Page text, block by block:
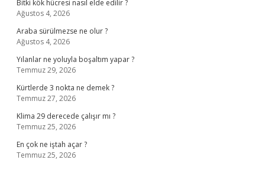
Bitki kök hücresi nasıl elde edilir ?
Ağustos 4, 2026
Araba sürülmezse ne olur ?
Ağustos 4, 2026
Yılanlar ne yoluyla boşaltım yapar ?
Temmuz 29, 2026
Kürtlerde 3 nokta ne demek ?
Temmuz 27, 2026
Klima 29 derecede çalışır mı ?
Temmuz 25, 2026
En çok ne iştah açar ?
Temmuz 25, 2026